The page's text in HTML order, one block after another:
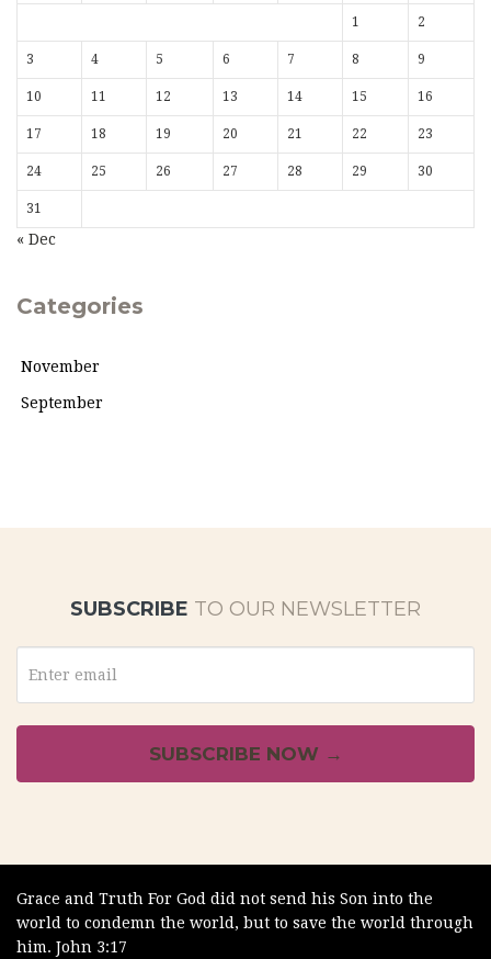
1 2
3 4 5 6 7 8 9
10 11 12 13 14 15 16
17 18 19 20 21 22 23
24 25 26 27 28 29 30
31
« Dec
Categories
November
September
SUBSCRIBE TO OUR NEWSLETTER
Grace and Truth For God did not send his Son into the
world to condemn the world, but to save the world through
him. John 3:17